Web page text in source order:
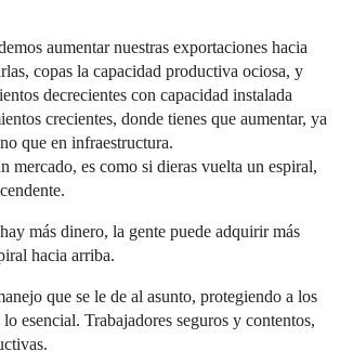
aumentar nuestras exportaciones hacia
copas la capacidad productiva ociosa, y
decrecientes con capacidad instalada
crecientes, donde tienes que aumentar, ya
que en infraestructura.
mercado, es como si dieras vuelta un espiral,
más dinero, la gente puede adquirir más
hacia arriba.
que se le de al asunto, protegiendo a los
esencial. Trabajadores seguros y contentos,